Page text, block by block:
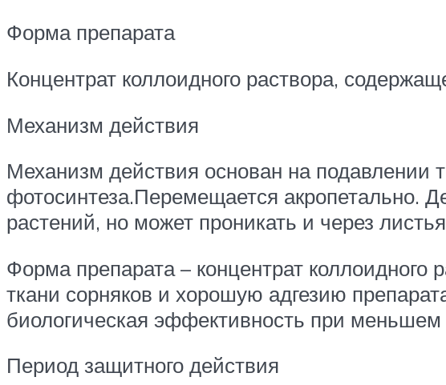
Форма препарата
Концентрат коллоидного раствора,
Механизм действия
Механизм действия основан на подавлении
фотосинтеза.Перемещается акропетально.
растений, но может проникать и через
Форма препарата – концентрат коллоидного
ткани сорняков и хорошую адгезию
биологическая эффективность при меньшем
Период защитного действия